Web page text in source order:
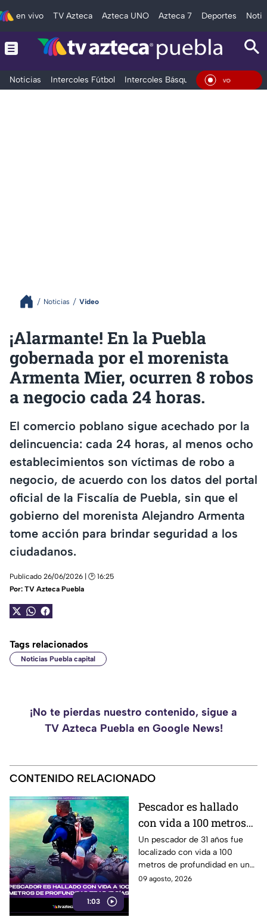
en vivo TV Azteca Azteca UNO Azteca 7 Deportes
Noticias Intercoles Fútbol Intercoles Básquetbol Deportes En
Noticias Video
¡Alarmante! En la Puebla
gobernada por el morenista
Armenta Mier, ocurren 8 robos
a negocio cada 24 horas.
El comercio poblano sigue acechado por la
delincuencia: cada 24 horas, al menos ocho
establecimientos son víctimas de robo a
negocio, de acuerdo con los datos del portal
oficial de la Fiscalía de Puebla, sin que el
gobierno del morenista Alejandro Armenta
tome acción para brindar seguridad a los
ciudadanos.
Publicado 26/06/2026 | 🕑 16:25
Por: TV Azteca Puebla
Tags relacionados
Noticias Puebla capital
¡No te pierdas nuestro contenido, sigue a
TV Azteca Puebla en Google News!
CONTENIDO RELACIONADO
1:03
Pescador es hallado
con vida a 100 metros
de profundidad tras 15
días
Un pescador de 31 años fue
localizado con vida a 100
metros de profundidad en un
cenote de Veracruz, tras
09 agosto, 2026